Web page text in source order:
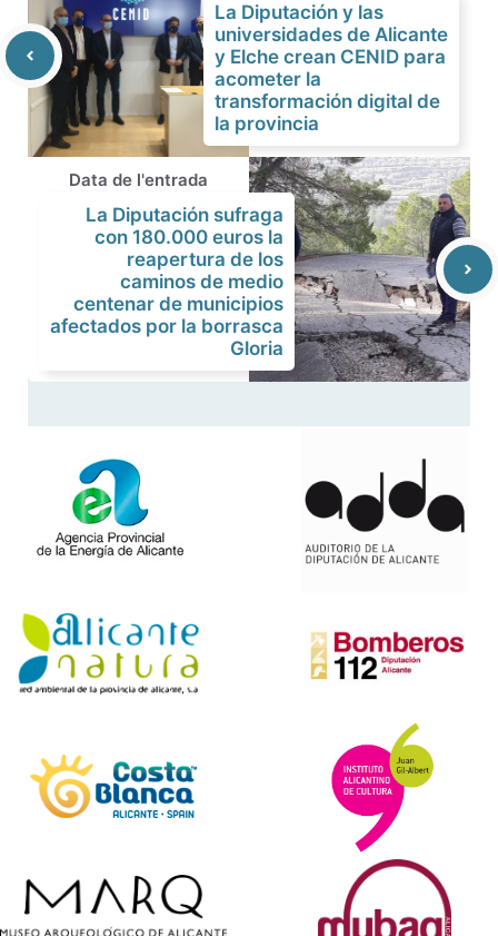
La Diputación y las
universidades de Alicante
y Elche crean CENID para
acometer la
transformación digital de
la provincia
Data de l'entrada
La Diputación sufraga
con 180.000 euros la
reapertura de los
caminos de medio
centenar de municipios
afectados por la borrasca
Gloria